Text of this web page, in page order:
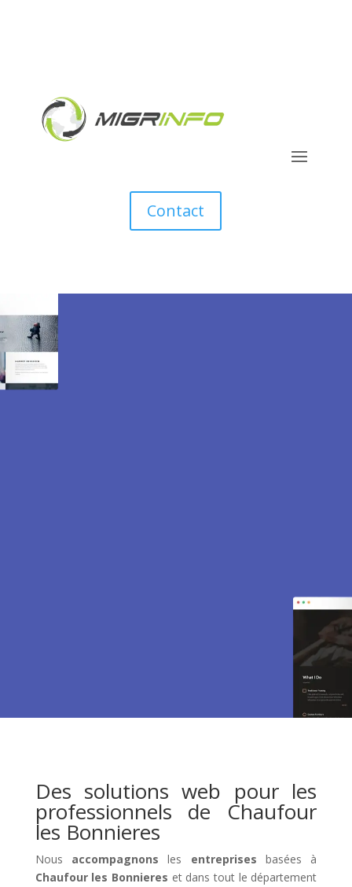
Contact
Création de site internet
Des solutions web pour les
professionnels de Chaufour
les Bonnieres
Nous accompagnons les entreprises basées à
Chaufour les Bonnieres et dans tout le département